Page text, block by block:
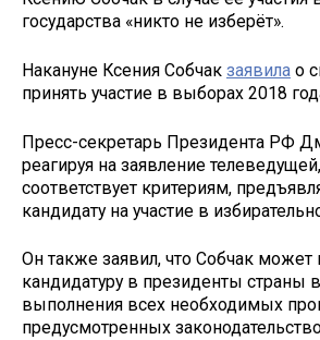
государства «никто не изберёт».
Накануне Ксения Собчак заявила о
принять участие в выборах 2018
Пресс-секретарь Президента РФ
реагируя на заявление телеведущей,
соответствует критериям,
кандидату на участие в
Он также заявил, что Собчак
кандидатуру в президенты страны
выполнения всех необходимых
предусмотренных